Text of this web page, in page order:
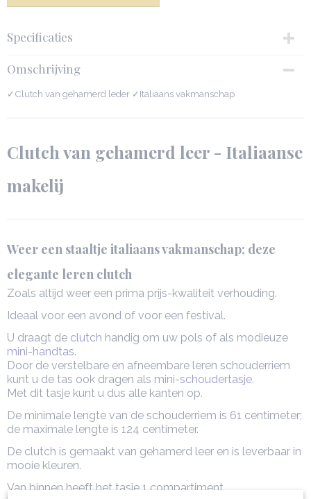
Specificaties
Productcode
141990-3768
Afmetingen (l,b,h)
Omschrijving
✓Clutch van gehamerd leder ✓Italiaans vakmanschap
Clutch van gehamerd leer - Italiaanse
makelij
Weer een staaltje italiaans vakmanschap; deze
elegante leren clutch
Zoals altijd weer een prima prijs-kwaliteit verhouding.
Ideaal voor een avond of voor een festival.
U draagt de clutch handig om uw pols of als modieuze
mini-handtas.
Door de verstelbare en afneembare leren schouderriem
kunt u de tas ook dragen als mini-schoudertasje.
Met dit tasje kunt u dus alle kanten op.
De minimale lengte van de schouderriem is 61 centimeter;
de maximale lengte is 124 centimeter.
De clutch is gemaakt van gehamerd leer en is leverbaar in
mooie kleuren.
Van binnen heeft het tasje 1 compartiment.